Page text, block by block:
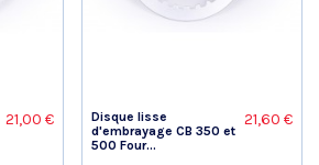
21,00 €
Disque lisse
d'embrayage CB 350 et
500 Four...
21,60 €